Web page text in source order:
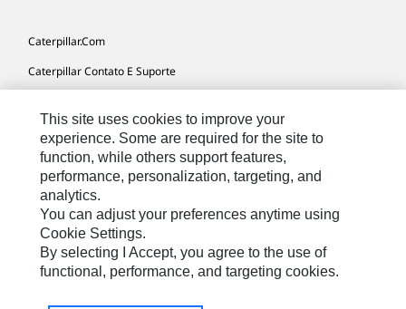
Caterpillar.com
Caterpillar Contato E Suporte
Mapa Do Local
Cookie Settings
Legal
Privacidade
This site uses cookies to improve your
experience. Some are required for the site to
function, while others support features,
performance, personalization, targeting, and
analytics.
You can adjust your preferences anytime using
Cookie Settings.
By selecting I Accept, you agree to the use of
functional, performance, and targeting cookies.